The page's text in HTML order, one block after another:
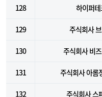
128 하이퍼
129 주식회사
130 주식회사 비
131 주식회사 아롬
132 주식회사 스